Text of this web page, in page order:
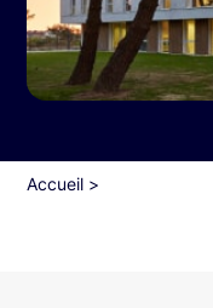
Accueil >